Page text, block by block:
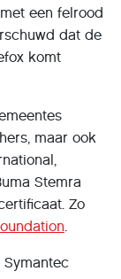
een felrood
dat de
komt
maar ook
Stemra
Zo
.